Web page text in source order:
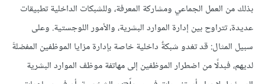
بذلك من العمل الجماعي ومشاركة المعرفة، وللشبكات الداخلية تطبيقات
عديدة، تتراوح بين إدارة الموارد البشرية، والأمور اللوجستية. وعلى
سبيل المثال: قد تغدو شبكةٌ داخلية خاصة بإدارة مزايا الموظفين المفضلةَ
لديهم، فبدلًا من اضطرار الموظفين إلى مهاتفة موظف الموارد البشرية